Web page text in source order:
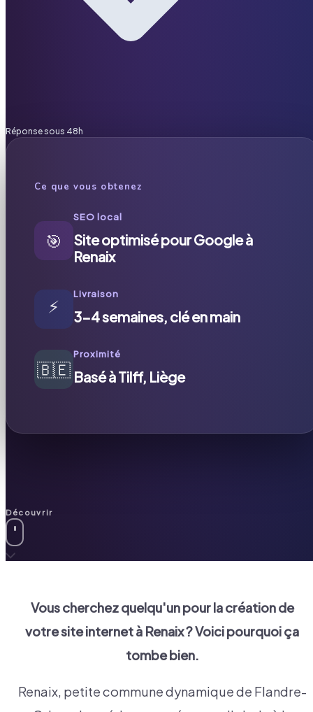
Réponse sous 48h
Ce que vous obtenez
🎯
SEO local
Site optimisé pour Google à
Renaix
⚡
Livraison
3-4 semaines, clé en main
🇧🇪
Proximité
Basé à Tilff, Liège
Découvrir
Vous cherchez quelqu'un pour la création de
votre site internet à Renaix? Voici pourquoi ça
tombe bien.
Renaix, petite commune dynamique de Flandre-